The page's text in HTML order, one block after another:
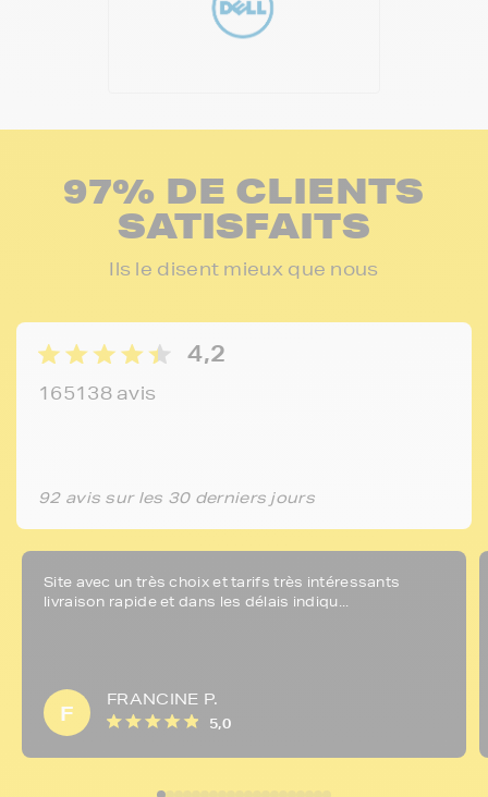
97% DE CLIENTS
SATISFAITS
Ils le disent mieux que nous
4,2
165138 avis
92 avis sur les 30 derniers jours
Site avec un très choix et tarifs très intéressants
livraison rapide et dans les délais indiqu...
F
FRANCINE P.
5,0